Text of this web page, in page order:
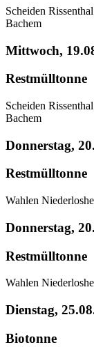
Scheiden Rissenthal
Bachem
Mittwoch,
Restmülltonne
Scheiden Rissenthal
Bachem
Donnerstag,
Restmülltonne
Wahlen
Donnerstag,
Restmülltonne
Wahlen
Dienstag,
Biotonne